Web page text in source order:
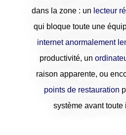
dans la zone : un lecteur
qui bloque toute une
internet anormalement
productivité, un
raison apparente, ou
points de restauration
système avant toute